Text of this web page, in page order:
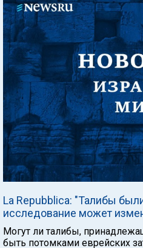
La Repubblica: "Талибы
исследование может
Могут ли талибы,
быть потомками еврейских